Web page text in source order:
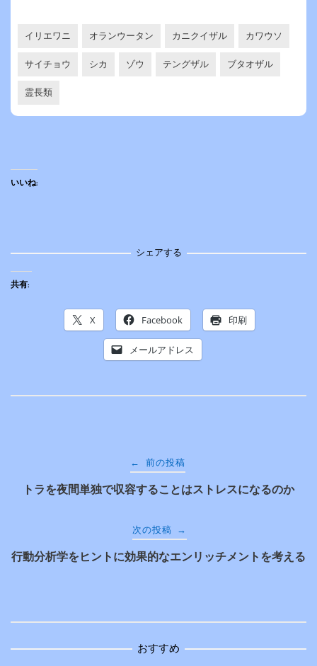
イリエワニ オランウータン カニクイザル カワウソ
サイチョウ シカ ゾウ テングザル ブタオザル
霊長類
いいね:
シェアする
共有:
X Facebook 印刷
メールアドレス
稿
ー
← 前の投稿
トラを夜間単独で収容することはストレスになるのか
次の投稿 →
行動分析学をヒントに効果的なエンリッチメントを考える
おすすめ